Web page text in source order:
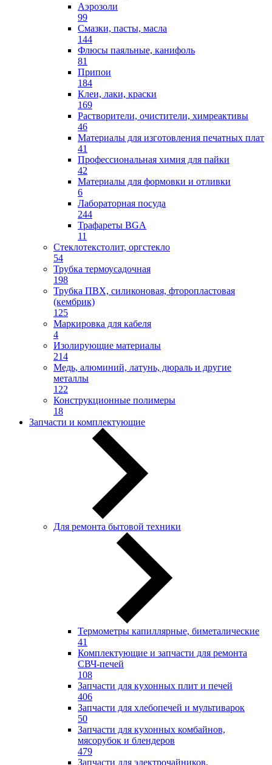
Аэрозоли
99
Смазки, пасты, масла
144
Флюсы паяльные, канифоль
81
Припои
184
Клеи, лаки, краски
169
Растворители, очистители, химреактивы
46
Материалы для изготовления печатных плат
41
Профессиональная химия для пайки
42
Материалы для формовки и отливки
6
Лабораторная посуда
244
Трафареты BGA
11
Стеклотекстолит, оргстекло
54
Трубка термоусадочная
198
Трубка ПВХ, силиконовая, фторопластовая
(кембрик)
125
Маркировка для кабеля
4
Изолирующие материалы
214
Медь, алюминий, латунь, дюраль и другие
металлы
122
Конструкционные полимеры
18
Запчасти и комплектующие
Для ремонта бытовой техники
Термометры капиллярные, биметалические
41
Комплектующие и запчасти для ремонта
СВЧ-печей
108
Запчасти для кухонных плит и печей
406
Запчасти для хлебопечей и мультиварок
50
Запчасти для кухонных комбайнов,
мясорубок и блендеров
479
Запчасти для электрочайников,